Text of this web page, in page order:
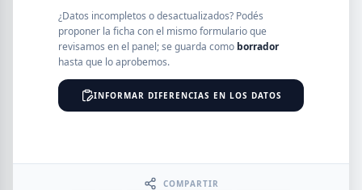
¿Datos incompletos o desactualizados? Podés
proponer la ficha con el mismo formulario que
revisamos en el panel; se guarda como borrador
hasta que lo aprobemos.
INFORMAR DIFERENCIAS EN LOS DATOS
COMPARTIR